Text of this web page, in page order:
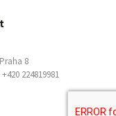
8
224819981